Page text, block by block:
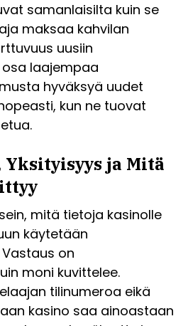
samanlaisilta kuin se
maksaa kahvilan
uusiin
laajempaa
hyväksyä uudet
kun ne tuovat
ja Mitä
mitä tietoja kasinolle
käytetään
on
moni kuvittelee.
tilinumeroa eikä
kasino saa ainoastaan